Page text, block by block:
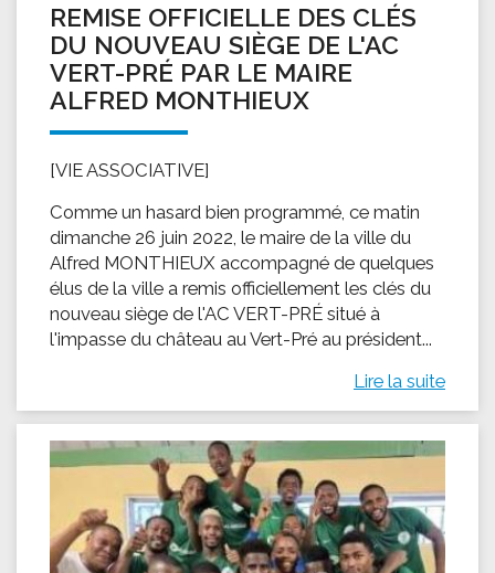
REMISE OFFICIELLE DES CLÉS
DU NOUVEAU SIÈGE DE L'AC
VERT-PRÉ PAR LE MAIRE
ALFRED MONTHIEUX
[VIE ASSOCIATIVE]
Comme un hasard bien programmé, ce matin
dimanche 26 juin 2022, le maire de la ville du
Alfred MONTHIEUX accompagné de quelques
élus de la ville a remis officiellement les clés du
nouveau siège de l'AC VERT-PRÉ situé à
l'impasse du château au Vert-Pré au président...
Lire la suite